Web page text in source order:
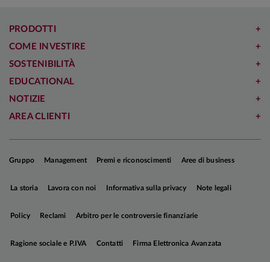
servizi in fase di consolidamento (
Cina, le misure di supporto ai consumi avviate
dalle Autorità saranno di supporto alla crescita
governativi europei
PRODOTTI
COME INVESTIRE
SOSTENIBILITÀ
EDUCATIONAL
NOTIZIE
AREA CLIENTI
Gruppo Management Premi e riconoscimenti Aree di business
La storia Lavora con noi Informativa sulla privacy Note legali
Policy Reclami Arbitro per le controversie finanziarie
Ragione sociale e P.IVA Contatti Firma Elettronica Avanzata